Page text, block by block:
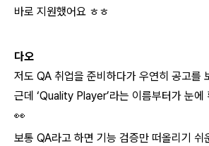
바로 지원했어요 ㅎㅎ
다오
저도 QA 취업을 준비하다가 우연히 공고를
근데 ‘Quality Player’라는 이름부터가 눈에
👀
보통 QA라고 하면 기능 검증만 떠올리기 쉬